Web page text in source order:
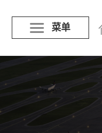
菜单